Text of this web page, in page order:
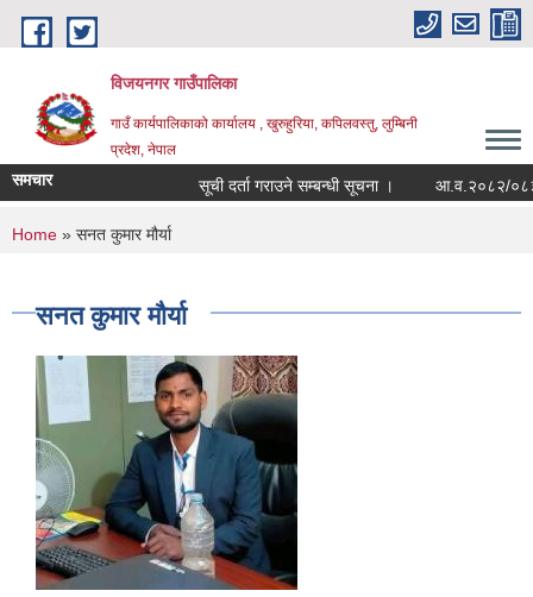
Skip to main content
विजयनगर गाउँपालिका
गाउँ कार्यपालिकाको कार्यालय , खुरुहुरिया, कपिलवस्तु, लुम्बिनी
प्रदेश, नेपाल
समचार सूची दर्ता गराउने सम्बन्धी सूचना । आ.व.२०८२/
You are here
Home » सनत कुमार मौर्या
सनत कुमार मौर्या